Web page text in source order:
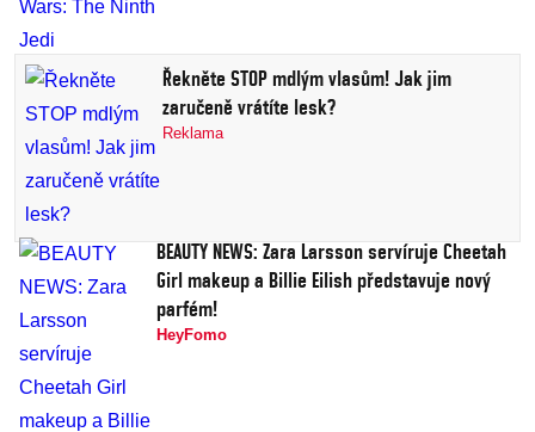
Řekněte STOP mdlým vlasům! Jak jim
zaručeně vrátíte lesk?
Reklama
BEAUTY NEWS: Zara Larsson servíruje Cheetah
Girl makeup a Billie Eilish představuje nový
parfém!
HeyFomo